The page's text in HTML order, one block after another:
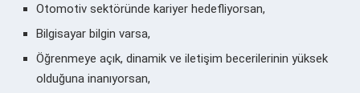
Otomotiv sektöründe kariyer hedefliyorsan,
Bilgisayar bilgin varsa,
Öğrenmeye açık, dinamik ve iletişim becerilerinin yüksek
olduğuna inanıyorsan,